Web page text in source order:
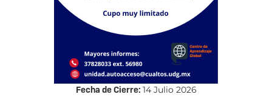
Fecha de Cierre: 14 Julio 2026